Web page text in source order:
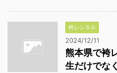
袴レンタル
2024/12/11
熊本県で袴
生だけでな